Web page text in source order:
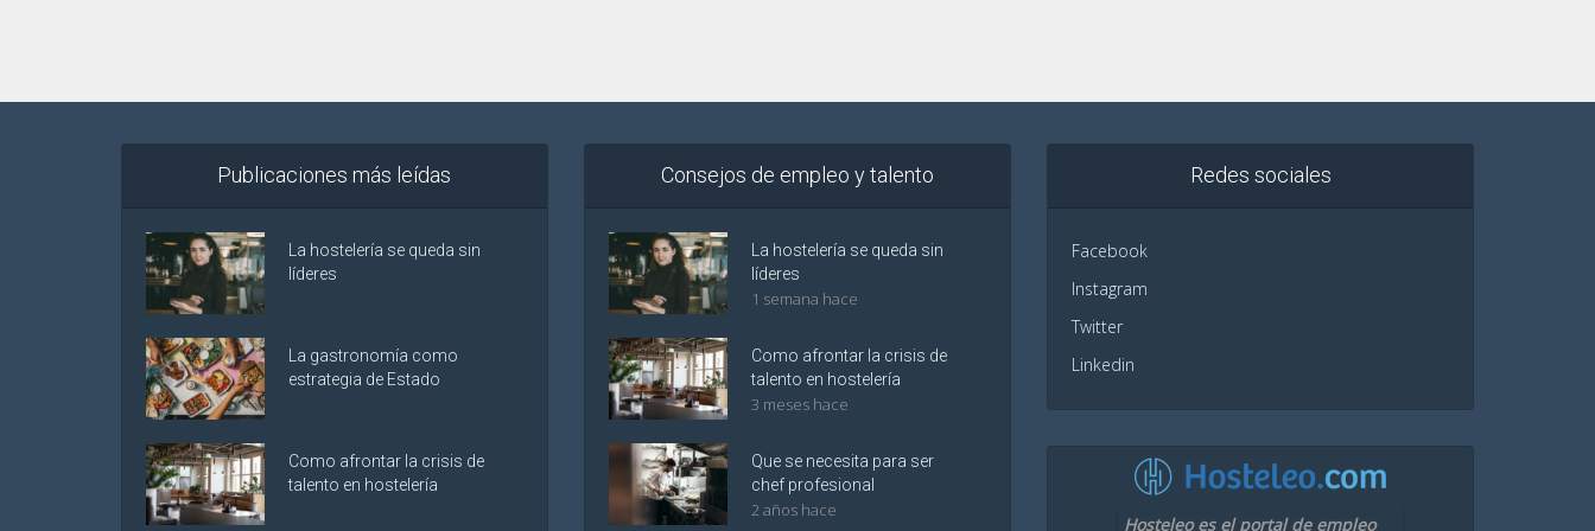
Publicaciones más leídas
La hostelería se queda sin
líderes
La gastronomía como
estrategia de Estado
Como afrontar la crisis de
talento en hostelería
Consejos de empleo y talento
La hostelería se queda sin
líderes
1 semana hace
Como afrontar la crisis de
talento en hostelería
3 meses hace
Que se necesita para ser
chef profesional
2 años hace
Redes sociales
Facebook
Instagram
Twitter
Linkedin
Hosteleo es el portal de empleo